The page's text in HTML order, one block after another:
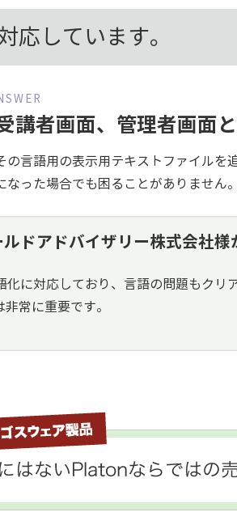
応しています。
講者画面、管理者画面
の言語用の表示用テキストファイル
なった場合でも困ることがありません
ドアドバイザリー株式会社
化に対応しており、言語の問題もクリ
常に重要です。